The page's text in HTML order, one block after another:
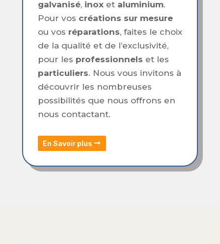
galvanisé, inoxet aluminium.
Pour vos créations sur mesure
ou vos réparations, faites le choix
de la qualité et de l’exclusivité,
pour les professionnels et les
particuliers. Nous vous invitons à
découvrir les nombreuses
possibilités que nous offrons en
nous contactant.
En Savoir plus